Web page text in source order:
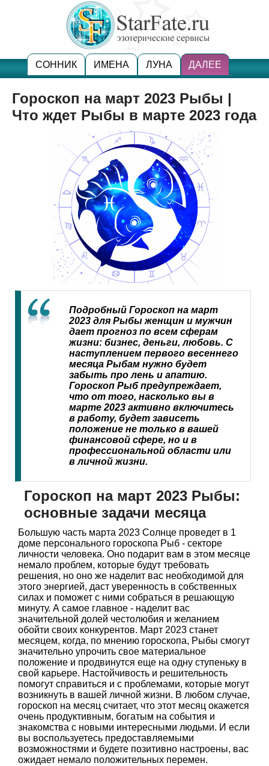
СОННИК ИМЕНА ЛУНА ДАЛЕЕ
Гороскоп на март 2023 Рыбы |
Что ждет Рыбы в марте 2023 года
Подробный Гороскоп на март
2023 для Рыбы женщин и мужчин
дает прогноз по всем сферам
жизни: бизнес, деньги, любовь. С
наступлением первого весеннего
месяца Рыбам нужно будет
забыть про лень и апатию.
Гороскоп Рыб предупреждает,
что от того, насколько вы в
марте 2023 активно включитесь
в работу, будет зависеть
положение не только в вашей
финансовой сфере, но и в
профессиональной области или
в личной жизни.
Гороскоп на март 2023 Рыбы:
основные задачи месяца
Большую часть марта 2023 Солнце проведет в 1
доме персонального гороскопа Рыб - секторе
личности человека. Оно подарит вам в этом месяце
немало проблем, которые будут требовать
решения, но оно же наделит вас необходимой для
этого энергией, даст уверенность в собственных
силах и поможет с ними собраться в решающую
минуту. А самое главное - наделит вас
значительной долей честолюбия и желанием
обойти своих конкурентов. Март 2023 станет
месяцем, когда, по мнению гороскопа, Рыбы смогут
значительно упрочить свое материальное
положение и продвинутся еще на одну ступеньку в
свой карьере. Настойчивость и решительность
помогут справиться и с проблемами, которые могут
возникнуть в вашей личной жизни. В любом случае,
гороскоп на месяц считает, что этот месяц окажется
очень продуктивным, богатым на события и
знакомства с новыми интересными людьми. И если
вы воспользуетесь предоставляемыми
возможностями и будете позитивно настроены, вас
ожидает немало положительных перемен.